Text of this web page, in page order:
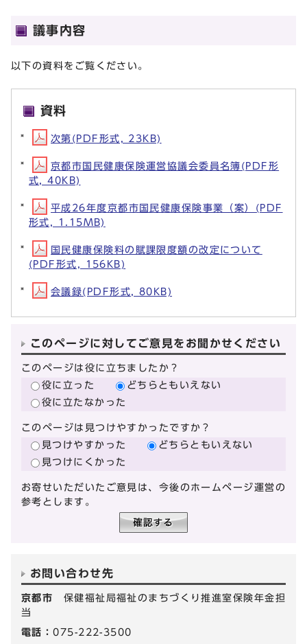
議事内容
以下の資料をご覧ください。
資料
次第(PDF形式, 23KB)
京都市国民健康保険運営協議会委員名簿(PDF形
式, 40KB)
平成26年度京都市国民健康保険事業（案）(PDF
形式, 1.15MB)
国民健康保険料の賦課限度額の改定について
(PDF形式, 156KB)
会議録(PDF形式, 80KB)
このページに対してご意見をお聞かせください
このページは役に立ちましたか？
役に立った
どちらともいえない
役に立たなかった
このページは見つけやすかったですか？
見つけやすかった
どちらともいえない
見つけにくかった
お寄せいただいたご意見は、今後のホームページ運営の
参考とします。
お問い合わせ先
京都市 保健福祉局福祉のまちづくり推進室保険年金担
当
電話：075-222-3500